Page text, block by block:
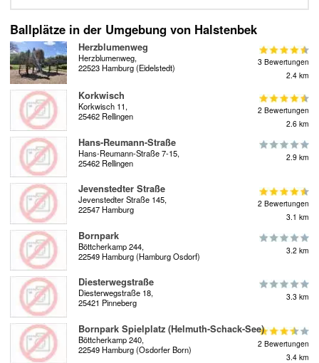
Ballplätze in der Umgebung von Halstenbek
Herzblumenweg
Herzblumenweg,
22523 Hamburg (Eidelstedt)
3 Bewertungen
2.4 km
Korkwisch
Korkwisch 11,
25462 Rellingen
2 Bewertungen
2.6 km
Hans-Reumann-Straße
Hans-Reumann-Straße 7-15,
25462 Rellingen
2.9 km
Jevenstedter Straße
Jevenstedter Straße 145,
22547 Hamburg
2 Bewertungen
3.1 km
Bornpark
Böttcherkamp 244,
22549 Hamburg (Hamburg Osdorf)
3.2 km
Diesterwegstraße
Diesterwegstraße 18,
25421 Pinneberg
3.3 km
Bornpark Spielplatz (Helmuth-Schack-See)
Böttcherkamp 240,
22549 Hamburg (Osdorfer Born)
2 Bewertungen
3.4 km